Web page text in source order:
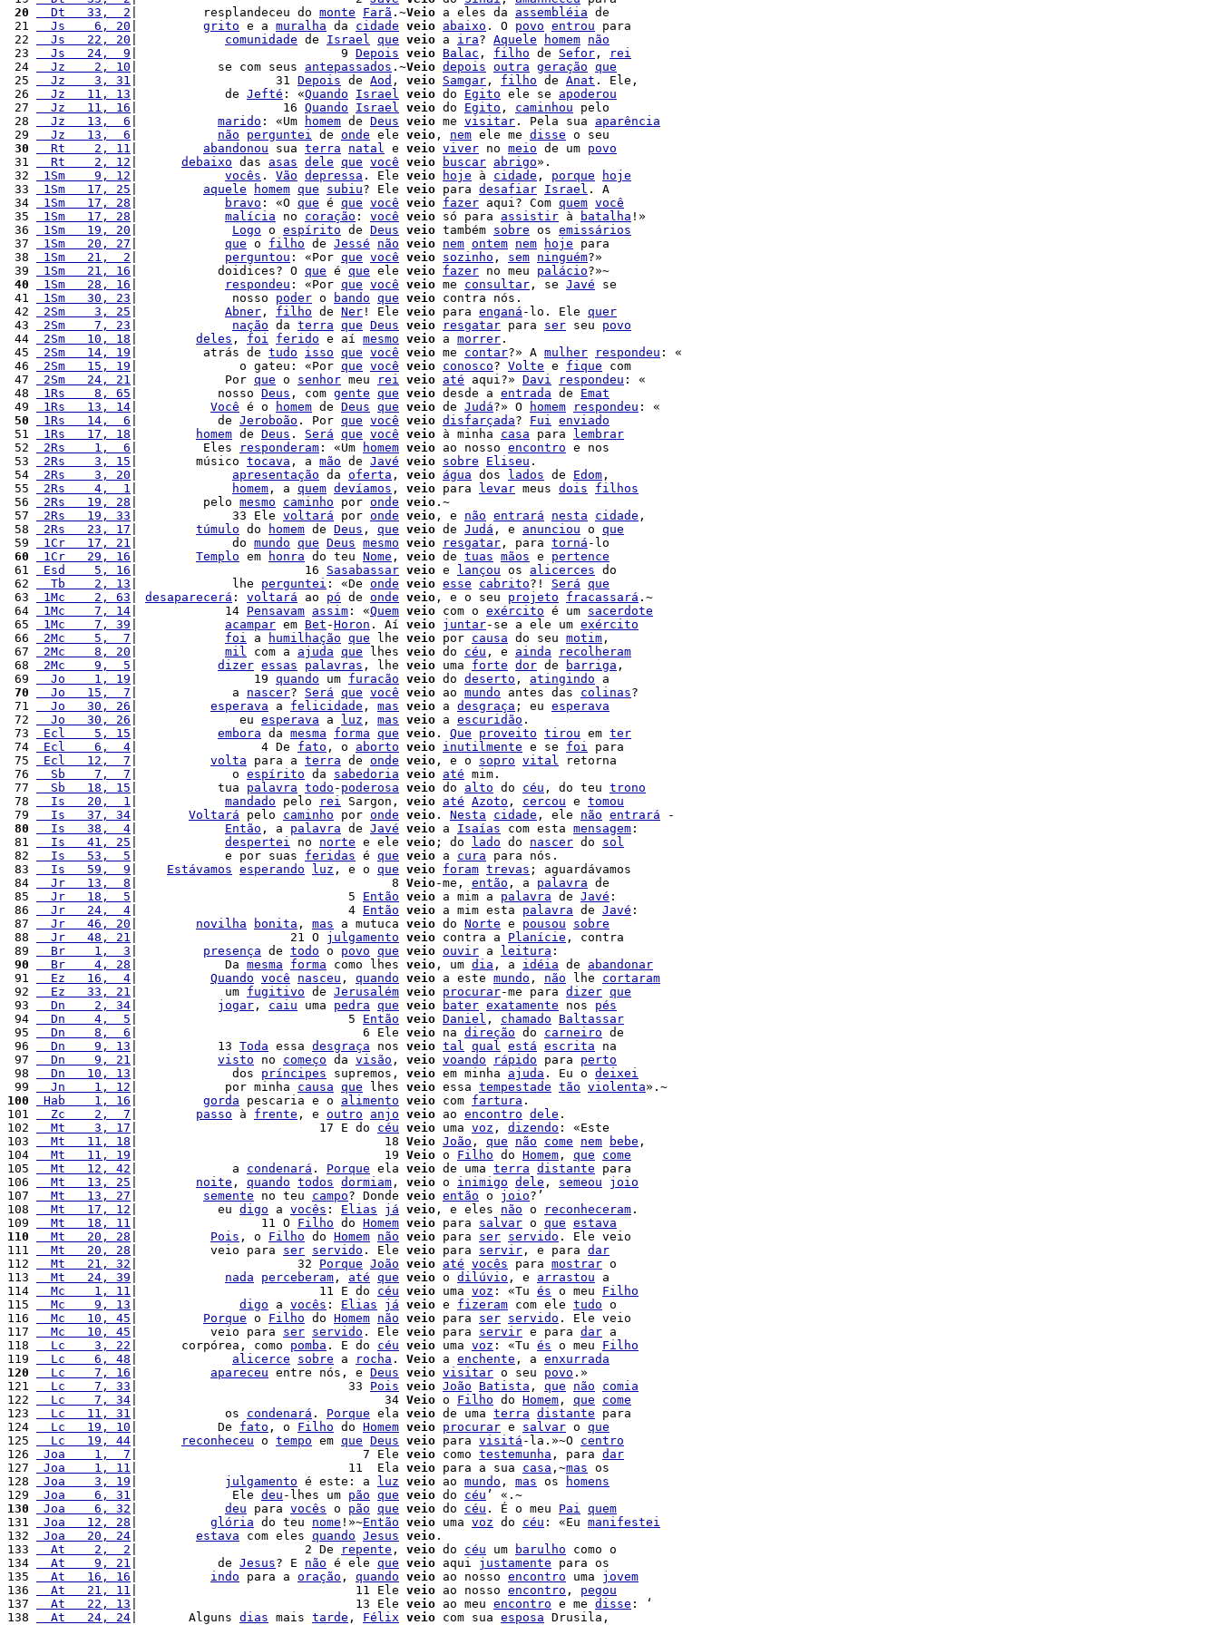
20
  Dt   33,  2
|         resplandeceu do monte Farã .~Veio a eles da assembléia de
21
  Js    6, 20
grito e a muralha da cidade veio abaixo . O povo entrou para
22
  Js   22, 20
comunidade de Israel que veio a ira? Aquele homem não
23
  Js   24,  9
|                            9 Depois veio Balac , filho de Sefor ,
rei
24
  Jz    2, 10
|           se com seus antepassados .~Veio depois outra geração que
25
  Jz    3, 31
|                   31 Depois de Aod , veio Samgar , filho de Anat . Ele,
26
  Jz   11, 13
|            de Jefté : «Quando Israel veio do Egito ele se apoderou
27
  Jz   11, 16
|                    16 Quando Israel veio do Egito , caminhou pelo
28
  Jz   13,  6
marido : «Um homem de Deus veio me visitar . Pela sua aparência
29
  Jz   13,  6
não perguntei de onde ele veio , nem ele me disse
30
  Rt    2, 11
abandonou sua terra natal e veio viver no meio de um povo
31
  Rt    2, 12
debaixo das asas dele que você veio buscar abrigo».
32
1Sm    9, 12 vocês . Vão depressa . Ele veio hoje à cidade , porque
hoje
33
1Sm   17, 25 aquele homem que subiu? Ele veio para desafiar Israel . A
34
1Sm   17, 28 bravo : «O que é que você veio fazer aqui? Com quem você
35
1Sm   17, 28 malícia no coração : você veio só para assistir à batalha !»
36
1Sm   19, 20 Logo o espírito de Deus veio também sobre os emissários
37
1Sm   20, 27 que o filho de Jessé não veio nem ontem nem hoje para
38
1Sm   21,  2 perguntou : «Por que você veio sozinho , sem ninguém?»
39
1Sm   21, 16 |           doidices? O que é que ele veio fazer no meu palácio
40
1Sm   28, 16 respondeu : «Por que você veio me consultar , se Javé se
41
1Sm   30, 23 |             nosso poder o bando que veio contra nós.
42
2Sm    3, 25 Abner , filho de Ner ! Ele veio para enganá -lo. Ele quer
43
2Sm    7, 23 nação da terra que Deus veio resgatar para ser seu povo
44
2Sm   10, 18 deles , foi ferido e aí mesmo veio a morrer .
45
2Sm   14, 19 |         atrás de tudo isso que você veio me contar?» A mulher respondeu : «
46
2Sm   15, 19 |              o gateu: «Por que você veio conosco? Volte e fique com
47
2Sm   24, 21 |            Por que o senhor meu rei veio até aqui?» Davi respondeu : «
48
1Rs    8, 65 |           nosso Deus , com gente que veio desde a entrada de Emat
49
1Rs   13, 14 Você é o homem de Deus que veio de Judá?» O homem respondeu
50
1Rs   14,  6 |           de Jeroboão . Por que você veio disfarçada? Fui enviado
51
1Rs   17, 18 homem de Deus . Será que você veio à minha casa para
lembrar
52
2Rs    1,  6 |         Eles responderam : «Um homem veio ao nosso encontro e nos
53
2Rs    3, 15 |        músico tocava , a mão de Javé veio sobre Eliseu .
54
2Rs    3, 20 apresentação da oferta , veio água dos lados de Edom ,
55
2Rs    4,  1 homem , a quem devíamos , veio para levar meus dois
filhos
56
2Rs   19, 28 |         pelo mesmo caminho por onde veio .~
57
2Rs   19, 33 |             33 Ele voltará por onde veio , e não entrará nesta cidade ,
58
2Rs   23, 17 túmulo do homem de Deus , que veio de Judá , e anunciou o que
59
1Cr   17, 21 |             do mundo que Deus mesmo veio resgatar , para torná
60
1Cr   29, 16 Templo em honra do teu Nome , veio de tuas mãos e pertence
61
Esd    5, 16 |                       16 Sasabassar veio e lançou os alicerces do
62
  Tb    2, 13
|             lhe perguntei : «De onde veio esse cabrito?! Será que
63
1Mc    2, 63 desaparecerá : voltará ao pó de onde veio , e o seu projeto fracassará .~
64
1Mc    7, 14 |            14 Pensavam assim : «Quem veio com o exército é um sacerdote
65
1Mc    7, 39 acampar em Bet -Horon . Aí veio juntar-se a ele um exército
66
2Mc    5,  7 foi a humilhação que lhe veio por causa do seu motim ,
67
2Mc    8, 20 mil com a ajuda que lhes veio do céu , e ainda
recolheram
68
2Mc    9,  5 dizer essas palavras , lhe veio uma forte dor de barriga ,
69
  Jo    1, 19
|                19 quando um furacão veio do deserto , atingindo
70
  Jo   15,  7
|             a nascer? Será que você veio ao mundo antes das colinas?
71
  Jo   30, 26
esperava a felicidade , mas veio a desgraça ; eu esperava
72
  Jo   30, 26
|              eu esperava a luz , mas veio a escuridão .
73
Ecl    5, 15 embora da mesma forma que veio . Que proveito tirou em ter
74
Ecl    6,  4 |                 4 De fato , o aborto veio inutilmente e se foi para
75
Ecl   12,  7 volta para a terra de onde veio , e o sopro vital retorna
76
  Sb    7,  7
|             o espírito da sabedoria veio até mim.
77
  Sb   18, 15
|           tua palavra todo - poderosa veio do alto do céu , do teu trono
78
  Is   20,  1
mandado pelo rei Sargon, veio até Azoto , cercou e tomou
79
  Is   37, 34
Voltará pelo caminho por onde veio . Nesta cidade , ele não entrará
80
  Is   38,  4
Então , a palavra de Javé veio a Isaías com esta mensagem :
81
  Is   41, 25
despertei no norte e ele veio ; do lado do nascer do sol
82
  Is   53,  5
|            e por suas feridas é que veio a cura para nós.
83
  Is   59,  9
Estávamos esperando luz , e o que veio foram trevas ; aguardávamos
84
  Jr   13,  8
|                                   8 Veio-me, então , a palavra de
85
  Jr   18,  5
|                             5 Então veio a mim a palavra de Javé :
86
  Jr   24,  4
|                             4 Então veio a mim esta palavra de Javé :
87
  Jr   46, 20
novilha bonita , mas a mutuca veio do Norte e pousou
sobre
88
  Jr   48, 21
|                     21 O julgamento veio contra a Planície , contra
89
  Br    1,  3
presença de todo o povo que veio ouvir a leitura
90
  Br    4, 28
|            Da mesma forma como lhes veio , um dia , a idéia de abandonar
91
  Ez   16,  4
Quando você nasceu , quando veio a este mundo , não lhe cortaram
92
  Ez   33, 21
|            um fugitivo de Jerusalém veio procurar-me para dizer que
93
  Dn    2, 34
jogar , caiu uma pedra que veio bater exatamente nos pés
94
  Dn    4,  5
|                             5 Então veio Daniel , chamado
Baltassar
95
  Dn    8,  6
|                               6 Ele veio na direção do carneiro de
96
  Dn    9, 13
|           13 Toda essa desgraça nos veio tal qual está escrita na
97
  Dn    9, 21
visto no começo da visão , veio voando rápido para perto
98
  Dn   10, 13
|             dos príncipes supremos, veio em minha ajuda . Eu o deixei
99
  Jn    1, 12
|            por minha causa que lhes veio essa tempestade tão violenta
100
Hab    1, 16 gorda pescaria e o alimento veio com fartura .
101
  Zc    2,  7
passo à frente , e outro anjo veio ao encontro dele .
102
  Mt    3, 17
|                         17 E do céu veio uma voz , dizendo : «Este
103
  Mt   11, 18
|                                  18 Veio João , que não come nem bebe ,
104
  Mt   11, 19
|                                  19 Veio o Filho do Homem , que
come
105
  Mt   12, 42
|             a condenará . Porque ela veio de uma terra distante para
106
  Mt   13, 25
noite , quando todos dormiam , veio o inimigo dele , semeou
joio
107
  Mt   13, 27
semente no teu campo? Donde veio então o joio?’
108
  Mt   17, 12
|           eu digo a vocês : Elias já veio , e eles não o reconheceram .
109
  Mt   18, 11
|                 11 O Filho do Homem veio para salvar o que estava
110
  Mt   20, 28
Pois , o Filho do Homem não veio para ser servido . Ele veio
111
  Mt   20, 28
|          veio para ser servido . Ele veio para servir , e para dar
112
  Mt   21, 32
|                      32 Porque João veio até vocês para mostrar o
113
  Mt   24, 39
nada perceberam , até que veio o dilúvio , e arrastou a
114
  Mc    1, 11
|                         11 E do céu veio uma voz : «Tu és o meu Filho
115
  Mc    9, 13
digo a vocês : Elias já veio e fizeram com ele tudo o
116
  Mc   10, 45
Porque o Filho do Homem não veio para ser servido . Ele veio
117
  Mc   10, 45
|          veio para ser servido . Ele veio para servir e para dar a
118
  Lc    3, 22
|      corpórea, como pomba . E do céu veio uma voz : «Tu és o meu Filho
119
  Lc    6, 48
alicerce sobre a rocha . Veio a enchente , a enxurrada
120
  Lc    7, 16
apareceu entre nós, e Deus veio visitar o seu povo .»
121
  Lc    7, 33
|                             33 Pois veio João Batista , que não
comia
122
  Lc    7, 34
|                                  34 Veio o Filho do Homem , que
come
123
  Lc   11, 31
|            os condenará . Porque ela veio de uma terra distante para
124
  Lc   19, 10
|           De fato , o Filho do Homem veio procurar e salvar o que
125
  Lc   19, 44
reconheceu o tempo em que Deus veio para visitá -la.»~O centro
126
Joa    1,  7 |                               7 Ele veio como testemunha , para dar
127
Joa    1, 11 |                             11  Ela veio para a sua casa ,~mas os
128
Joa    3, 19 julgamento é este: a luz veio ao mundo , mas os
homens
129
Joa    6, 31 |             Ele deu -lhes um pão que veio do céu
130
Joa    6, 32 deu para vocês o pão que veio do céu . É o meu Pai quem
131
Joa   12, 28 glória do teu nome !»~Então veio uma voz do céu : «Eu manifestei
132
Joa   20, 24 estava com eles quando Jesus veio .
133
  At    2,  2
|                       2 De repente , veio do céu um barulho como o
134
  At    9, 21
|           de Jesus? E não é ele que veio aqui justamente para os
135
  At   16, 16
indo para a oração , quando veio ao nosso encontro uma jovem
136
  At   21, 11
|                              11 Ele veio ao nosso encontro , pegou
137
  At   22, 13
|                              13 Ele veio ao meu encontro e me disse : ‘
138
  At   24, 24
|       Alguns dias mais tarde , Félix veio com sua esposa Drusila,